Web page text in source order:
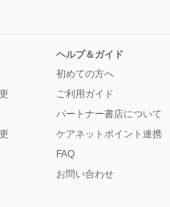
ヘルプ＆ガイド
初めての方へ
ご利用ガイド
パートナー書店について
ケアネットポイント連携
FAQ
お問い合わせ